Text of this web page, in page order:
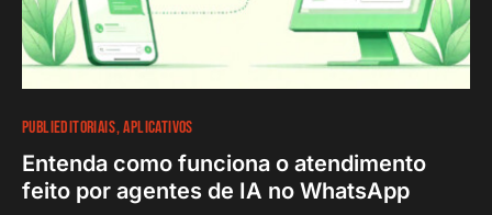
PUBLIEDITORIAIS APLICATIVOS
Entenda como funciona o atendimento
feito por agentes de IA no WhatsApp